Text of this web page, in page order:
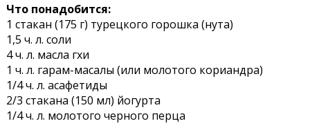
Что понадобится:
1 стакан (175 г) турецкого горошка (нута)
1,5 ч. л. соли
4 ч. л. масла гхи
1 ч. л. гарам-масалы (или молотого кориандра)
1/4 ч. л. асафетиды
2/3 стакана (150 мл) йогурта
1/4 ч. л. молотого черного перца